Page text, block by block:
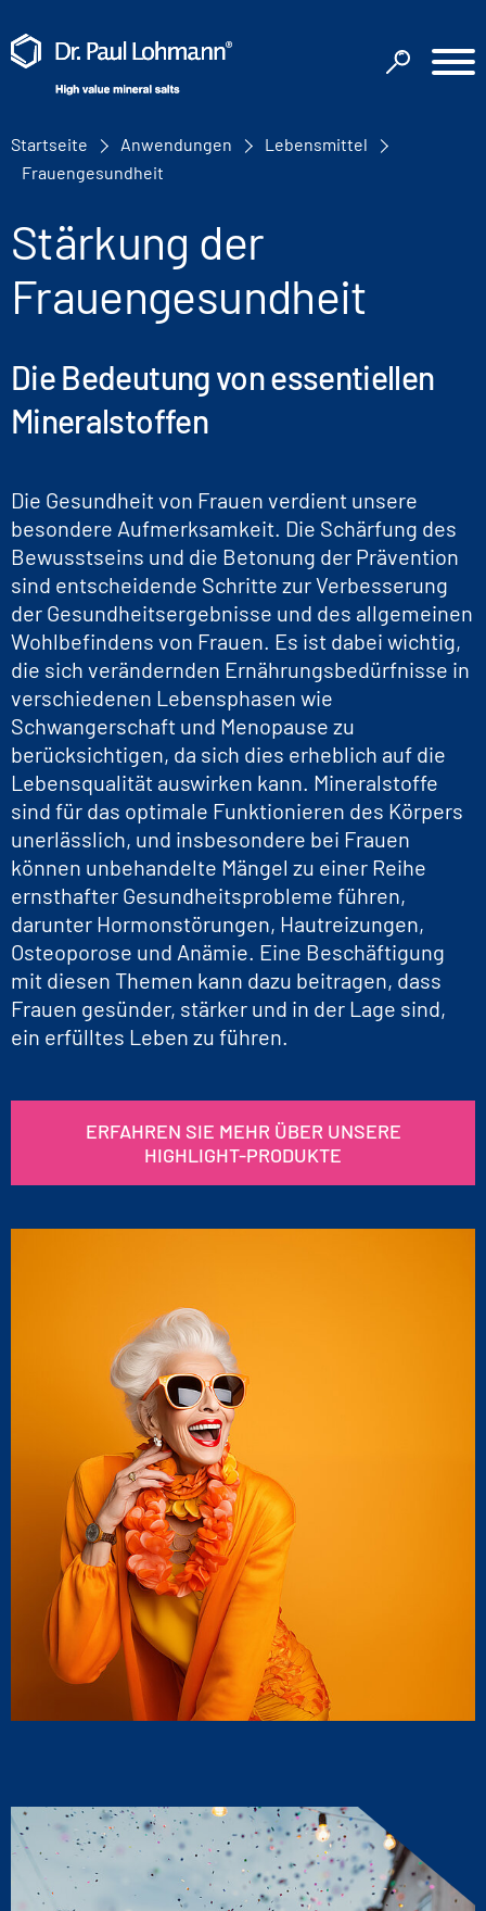
Startseite Anwendungen
Lebensmittel
Frauengesundheit
Stärkung der
Frauengesundheit
Die Bedeutung von essentiellen
Mineralstoffen
Die Gesundheit von Frauen verdient unsere
besondere Aufmerksamkeit. Die Schärfung des
Bewusstseins und die Betonung der Prävention
sind entscheidende Schritte zur Verbesserung
der Gesundheitsergebnisse und des allgemeinen
Wohlbefindens von Frauen. Es ist dabei wichtig,
die sich verändernden Ernährungsbedürfnisse in
verschiedenen Lebensphasen wie
Schwangerschaft und Menopause zu
berücksichtigen, da sich dies erheblich auf die
Lebensqualität auswirken kann. Mineralstoffe
sind für das optimale Funktionieren des Körpers
unerlässlich, und insbesondere bei Frauen
können unbehandelte Mängel zu einer Reihe
ernsthafter Gesundheitsprobleme führen,
darunter Hormonstörungen, Hautreizungen,
Osteoporose und Anämie. Eine Beschäftigung
mit diesen Themen kann dazu beitragen, dass
Frauen gesünder, stärker und in der Lage sind,
ein erfülltes Leben zu führen.
ERFAHREN SIE MEHR ÜBER UNSERE
HIGHLIGHT-PRODUKTE